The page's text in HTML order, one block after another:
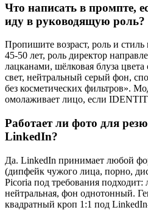
Что написать в промпте,
иду в руководящую роль?
Пропишите возраст, роль и
45-50 лет, роль директор
лацканами, шёлковая блуза
свет, нейтральный серый фон,
без косметических фильтров».
омолаживает лицо, если
Работает ли фото для
LinkedIn?
Да. LinkedIn принимает любой
(дипфейк чужого лица, порно,
Picoria под требования
нейтральная, фон однотонный.
квадратный кроп 1:1 под